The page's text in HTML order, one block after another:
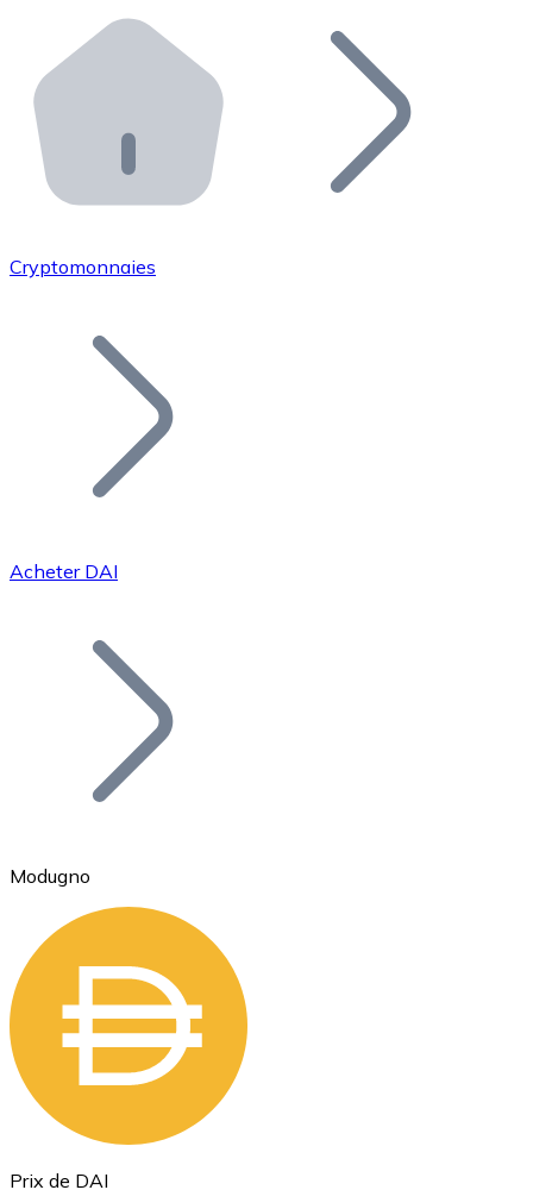
Distributeurs automatiques Bitnovo
Intégrez un ATM Bitnovo dans votre entreprise et
API Bitnovo
Intégrez notre API dans votre écosystème.
Rejoignez notre réseau de distributeurs et
Ajoutez le token de votre projet à notre service
Bitcoin
ETH
Cryptomonnaies
Acheter DAI
Modugno
Prix de DAI